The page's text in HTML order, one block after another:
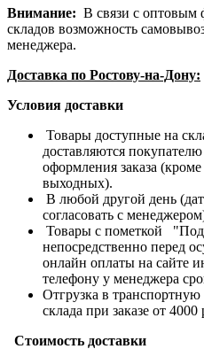
Внимание: В связи с оптовым
складов возможность
менеджера.
Доставка по Ростову-на-Дону:
Условия доставки
Товары доступные на
доставляются
оформления заказа
выходных).
В любой другой день
согласовать с
Товары с пометкой
непосредственно перед
онлайн оплаты на сайте
телефону у менеджера
Отгрузка в
склада при заказе от 4000
Стоимость доставки